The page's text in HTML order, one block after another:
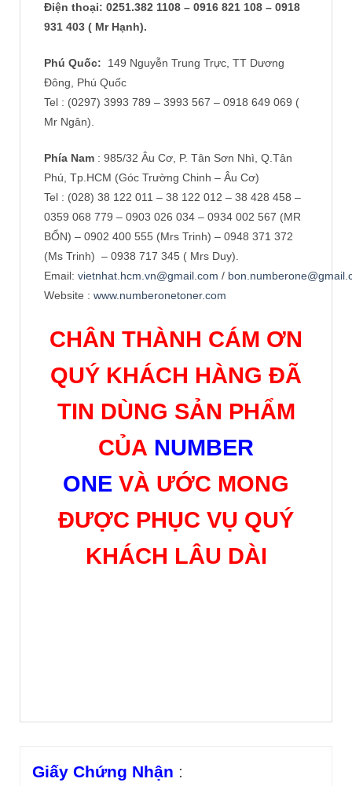
Điện thoại: 0251.382 1108 – 0916 821 108 – 0918
931 403 ( Mr Hạnh).
Phú Quốc:
149 Nguyễn Trung Trực, TT Dương
Đông, Phú Quốc
Tel : (0297) 3993 789 – 3993 567 – 0918 649 069 (
Mr Ngân).
Phía Nam : 985/32 Âu Cơ, P. Tân Sơn Nhì, Q.Tân
Phú, Tp.HCM (Góc Trường Chinh – Âu Cơ)
Tel : (028) 38 122 011 – 38 122 012 – 38 428 458 –
0359 068 779 – 0903 026 034 – 0934 002 567 (MR
BỔN) – 0902 400 555 (Mrs Trinh) – 0948 371 372
(Ms Trinh) – 0938 717 345 ( Mrs Duy).
Email: vietnhat.hcm.vn@gmail.com /
Website : www.numberonetoner.com
CHÂN THÀNH CÁM ƠN
QUÝ KHÁCH HÀNG ĐÃ
TIN DÙNG SẢN PHẨM
CỦA NUMBER
ONE VÀ ƯỚC MONG
ĐƯỢC PHỤC VỤ QUÝ
KHÁCH LÂU DÀI
Giấy Chứng Nhận :